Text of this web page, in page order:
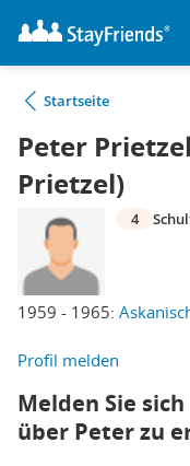
Startseite
Peter
Prietzel)
1959 - 1965:
4
Profil melden
Melden Sie
über Peter zu